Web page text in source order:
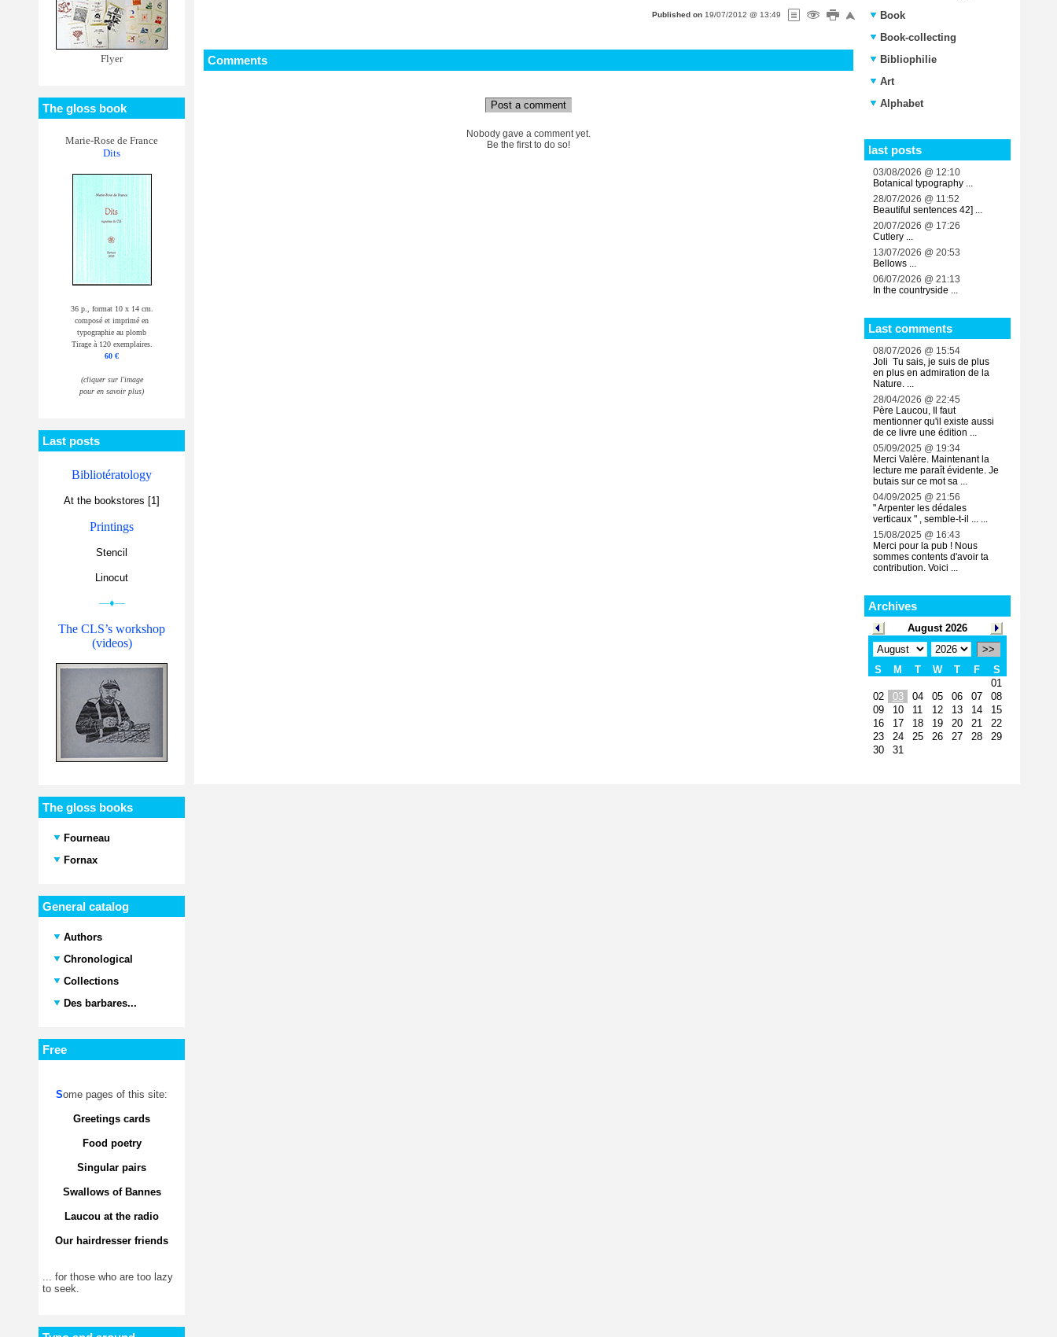
Flyer
The gloss book
Marie-Rose de France
Dits
36 p., format 10 x 14 cm.
composé et imprimé en
typographie au plomb
Tirage à 120 exemplaires.
60 €
(cliquer sur l'image
pour en savoir plus)
Last posts
Bibliotératology
At the bookstores [1]
Printings
Stencil
Linocut
—♦—
The CLS’s workshop
(videos)
The gloss books
Fourneau
Fornax
General catalog
Authors
Chronological
Collections
Des barbares...
Free
Some pages of this site:
Greetings cards
Food poetry
Singular pairs
Swallows of Bannes
Laucou at the radio
Our hairdresser friends
... for those who are too lazy
to seek.
Published on 19/07/2012 @ 13:49
Comments
Post a comment
Nobody gave a comment yet.
Be the first to do so!
Book
Book-collecting
Bibliophilie
Art
Alphabet
last posts
03/08/2026 @ 12:10
Botanical typography ...
28/07/2026 @ 11:52
Beautiful sentences 42] ...
20/07/2026 @ 17:26
Cutlery ...
13/07/2026 @ 20:53
Bellows ...
06/07/2026 @ 21:13
In the countryside ...
Last comments
08/07/2026 @ 15:54
Joli Tu sais, je suis de plus
en plus en admiration de la
Nature. ...
28/04/2026 @ 22:45
Père Laucou, Il faut
mentionner qu'il existe aussi
de ce livre une édition ...
05/09/2025 @ 19:34
Merci Valère. Maintenant la
lecture me paraît évidente. Je
butais sur ce mot sa ...
04/09/2025 @ 21:56
" Arpenter les dédales
verticaux " , semble-t-il ... ...
15/08/2025 @ 16:43
Merci pour la pub ! Nous
sommes contents d'avoir ta
contribution. Voici ...
Archives
August 2026
>>
S
M T W T F
S
01
02
03 04 05 06 07
08
09
10 11 12 13 14
15
16
17 18 19 20 21
22
23
24 25 26 27 28
29
30
31